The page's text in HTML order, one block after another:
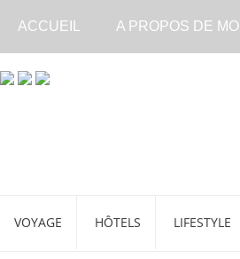
ACCUEIL A PROPOS DE MOI
VOYAGE HÔTELS LIFESTYLE